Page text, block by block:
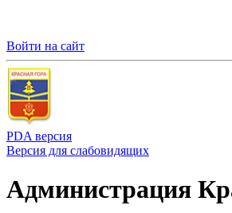
Войти на сайт
PDA версия
Версия для слабовидящих
Администрация